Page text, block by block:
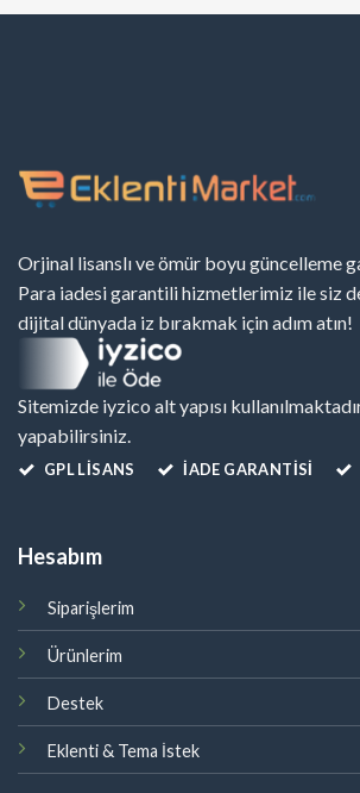
Orjinal lisanslı ve ömür boyu güncelleme
Para iadesi garantili hizmetlerimiz ile siz
dijital dünyada iz bırakmak için adım atın!
Sitemizde iyzico alt yapısı
yapabilirsiniz.
GPL LISANS İADE GARANTİSİ
Hesabım
Siparişlerim
Ürünlerim
Destek
Eklenti & Tema İstek